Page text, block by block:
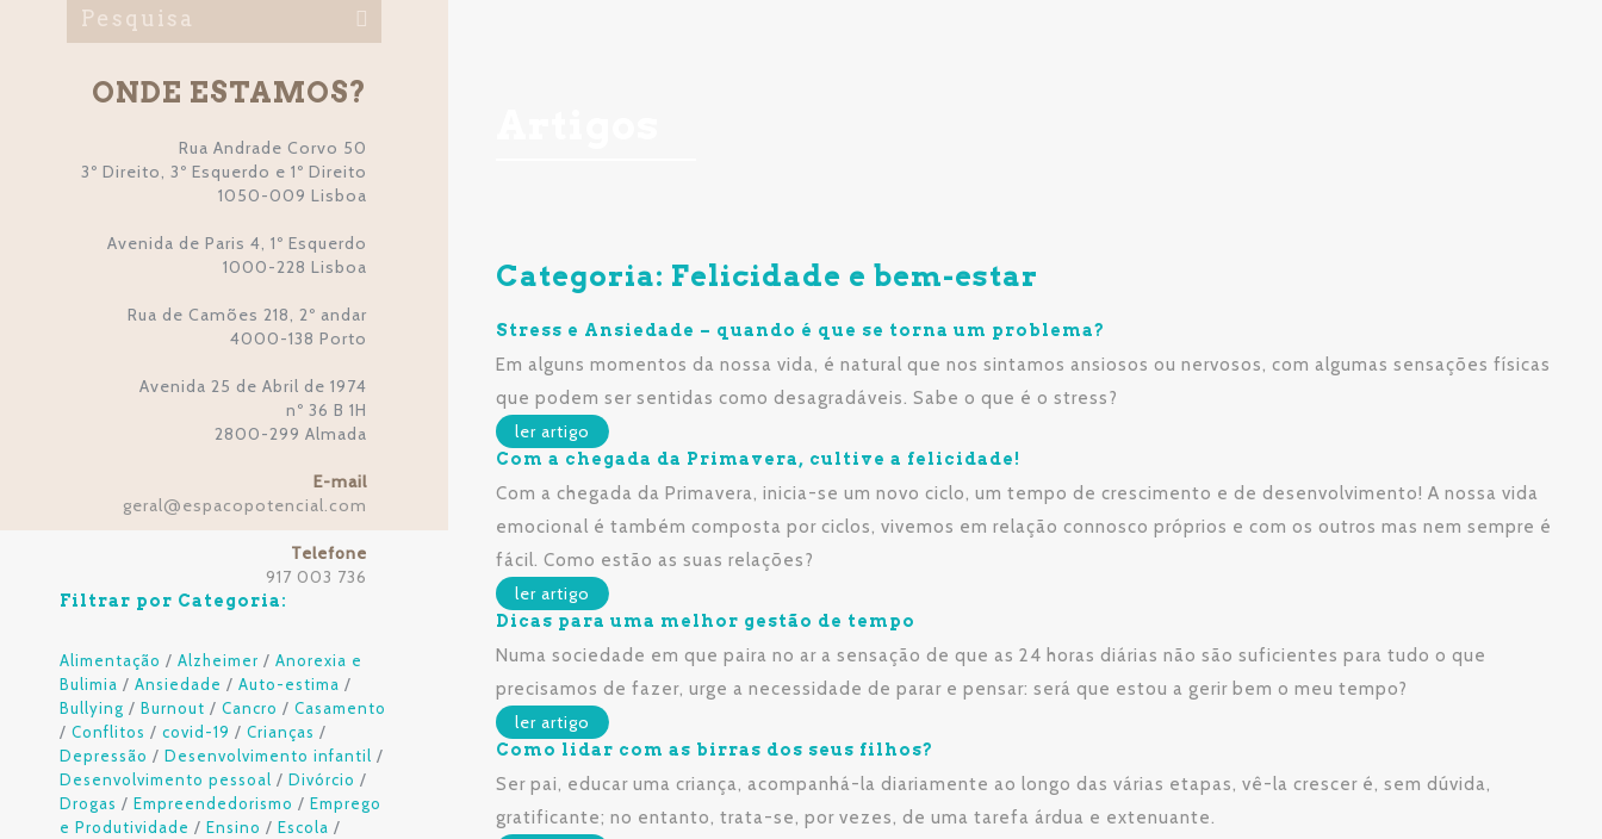
ONDE ESTAMOS?
Rua Andrade Corvo 50
3º Direito, 3º Esquerdo e 1º Direito
1050-009 Lisboa
Avenida de Paris 4, 1º Esquerdo
1000-228 Lisboa
Rua de Camões 218, 2º andar
4000-138 Porto
Avenida 25 de Abril de 1974
nº 36 B 1H
2800-299 Almada
E-mail
geral@espacopotencial.com
Telefone
917 003 736
Categoria: Felicidade e bem-estar
Stress e Ansiedade – quando é que se torna um problema?
Em alguns momentos da nossa vida, é natural que nos sintamos ansiosos ou nervosos, com algumas sensações físicas
que podem ser sentidas como desagradáveis. Sabe o que é o stress?
ler artigo
Com a chegada da Primavera, cultive a felicidade!
Com a chegada da Primavera, inicia-se um novo ciclo, um tempo de crescimento e de desenvolvimento! A nossa vida
emocional é também composta por ciclos, vivemos em relação connosco próprios e com os outros mas nem sempre é
fácil. Como estão as suas relações?
ler artigo
Dicas para uma melhor gestão de tempo
Numa sociedade em que paira no ar a sensação de que as 24 horas diárias não são suficientes para tudo o que
precisamos de fazer, urge a necessidade de parar e pensar: será que estou a gerir bem o meu tempo?
ler artigo
Como lidar com as birras dos seus filhos?
Ser pai, educar uma criança, acompanhá-la diariamente ao longo das várias etapas, vê-la crescer é, sem dúvida,
gratificante; no entanto, trata-se, por vezes, de uma tarefa árdua e extenuante.
Filtrar por Categoria:
Alimentação / Alzheimer / Anorexia e
Bulimia / Ansiedade / Auto-estima /
Bullying / Burnout / Cancro / Casamento
/ Conflitos / covid-19 / Crianças /
Depressão / Desenvolvimento infantil /
Desenvolvimento pessoal / Divórcio /
Drogas / Empreendedorismo / Emprego
e Produtividade / Ensino / Escola /